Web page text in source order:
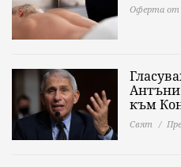
Оферта от
към
Свят